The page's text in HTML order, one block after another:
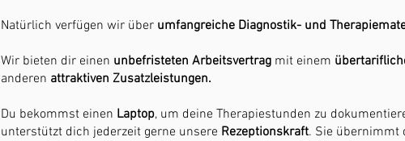
Natürlich verfügen wir über umfangreiche Diagnostik- und
Wir bieten dir einen unbefristeten Arbeitsvertrag mit einem
anderen attraktiven Zusatzleistungen.
Du bekommst einen Laptop, um deine Therapiestunden zu
unterstützt dich jederzeit gerne unsere Rezeptionskraft. Sie übernimmt